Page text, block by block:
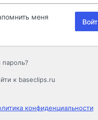
меня
к baseclips.ru
конфиденциальности